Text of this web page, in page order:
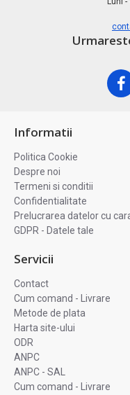
Informatii
Politica Cookie
Despre noi
Termeni si conditii
Confidentialitate
Prelucrarea datelor cu
GDPR - Datele tale
Servicii
Contact
Cum comand - Livrare
Metode de plata
Harta site-ului
ODR
ANPC
ANPC - SAL
Cum comand - Livrare